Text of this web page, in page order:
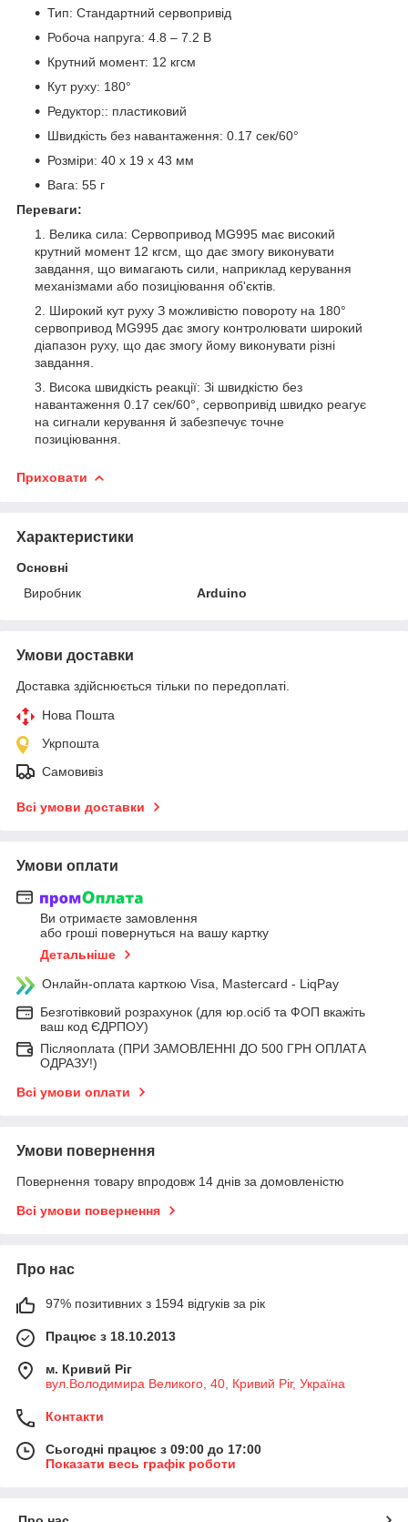
Тип: Стандартний сервопривід
Робоча напруга: 4.8 – 7.2 В
Крутний момент: 12 кгсм
Кут руху: 180°
Редуктор:: пластиковий
Швидкість без навантаження: 0.17 сек/60°
Розміри: 40 x 19 x 43 мм
Вага: 55 г
Переваги:
Велика сила: Сервопривод MG995 має високий
крутний момент 12 кгсм, що дає змогу виконувати
завдання, що вимагають сили, наприклад керування
механізмами або позиціювання об'єктів.
Широкий кут руху З можливістю повороту на 180°
сервопривод MG995 дає змогу контролювати широкий
діапазон руху, що дає змогу йому виконувати різні
завдання.
Висока швидкість реакції: Зі швидкістю без
навантаження 0.17 сек/60°, сервопривід швидко реагує
на сигнали керування й забезпечує точне
позиціювання.
Приховати
Характеристики
Основні
Виробник
Arduino
Умови доставки
Доставка здійснюється тільки по передоплаті.
Нова Пошта
Укрпошта
Самовивіз
Всі умови доставки
Умови оплати
Ви отримаєте замовлення
або гроші повернуться на вашу картку
Детальніше
Онлайн-оплата карткою Visa, Mastercard - LiqPay
Безготівковий розрахунок (для юр.осіб та ФОП вкажіть
ваш код ЄДРПОУ)
Післяоплата (ПРИ ЗАМОВЛЕННІ ДО 500 ГРН ОПЛАТА
ОДРАЗУ!)
Всі умови оплати
Умови повернення
Повернення товару впродовж 14 днів за домовленістю
Всі умови повернення
Про нас
97% позитивних з 1594 відгуків за рік
Працює з 18.10.2013
м. Кривий Ріг
вул.Володимира Великого, 40, Кривий Ріг, Україна
Контакти
Сьогодні працює з 09:00 до 17:00
Показати весь графік роботи